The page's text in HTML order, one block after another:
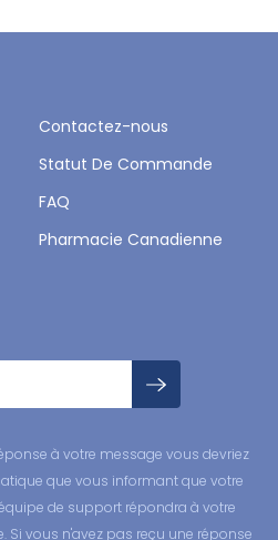
Contactez-nous
Statut De Commande
FAQ
Pharmacie Canadienne
à votre message vous devriez
que vous informant que votre
de support répondra à votre
vous n'avez pas reçu une réponse